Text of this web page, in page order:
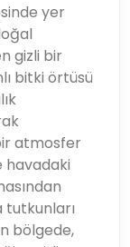
yer
gizli bir
bitki örtüsü
atmosfer
havadaki
tutkunları
bölgede,